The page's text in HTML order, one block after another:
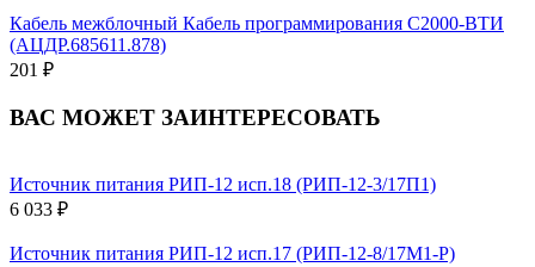
Кабель межблочный Кабель программирования С2000-ВТИ
(АЦДР.685611.878)
201 ₽
ВАС МОЖЕТ ЗАИНТЕРЕСОВАТЬ
Источник питания РИП-12 исп.18 (РИП-12-3/17П1)
6 033 ₽
Источник питания РИП-12 исп.17 (РИП-12-8/17М1-Р)